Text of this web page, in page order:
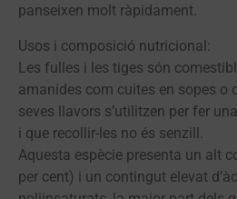
panseixen molt ràpidament.
Usos i composició nutricional:
Les fulles i les tiges són
amanides com cuites en sopes o
seves llavors s’utilitzen per fer
i que recollir-les no és senzill.
Aquesta espècie presenta un alt
per cent) i un contingut elevat